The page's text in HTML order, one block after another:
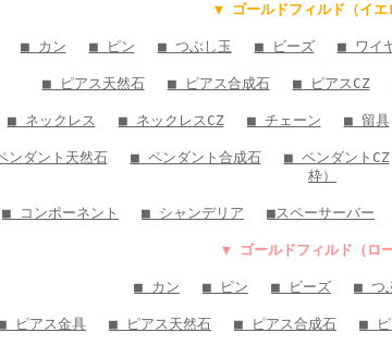
▼ ゴールドフィルド（イエ
■ カン ■ ピン ■ つぶし玉 ■ ビーズ ■ ワイ
■ ピアス天然石 ■ ピアス合成石 ■ ピアスCZ
■ ネックレス ■ ネックレスCZ ■ チェーン ■ 留具
ンダント天然石 ■ ペンダント合成石 ■ ペンダントCZ
枠）
■ コンポーネント ■ シャンデリア ■スペーサーバー
▼ ゴールドフィルド（ロー
■ カン ■ ピン ■ ビーズ ■ つ
ピアス金具 ■ ピアス天然石 ■ ピアス合成石 ■ ピ